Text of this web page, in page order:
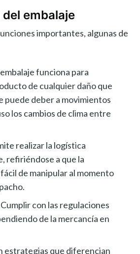
embalaje
importantes, algunas de
funciona para
de cualquier daño que
puede deber a movimientos
los cambios de clima entre
realizar la logística
refiriéndose a que la
de manipular al momento
con las regulaciones
de la mercancía en
estrategias que diferencian